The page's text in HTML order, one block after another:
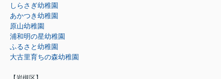
しらさぎ幼稚園
あかつき幼稚園
原山幼稚園
浦和明の星幼稚園
ふるさと幼稚園
大古里育ちの森幼稚園